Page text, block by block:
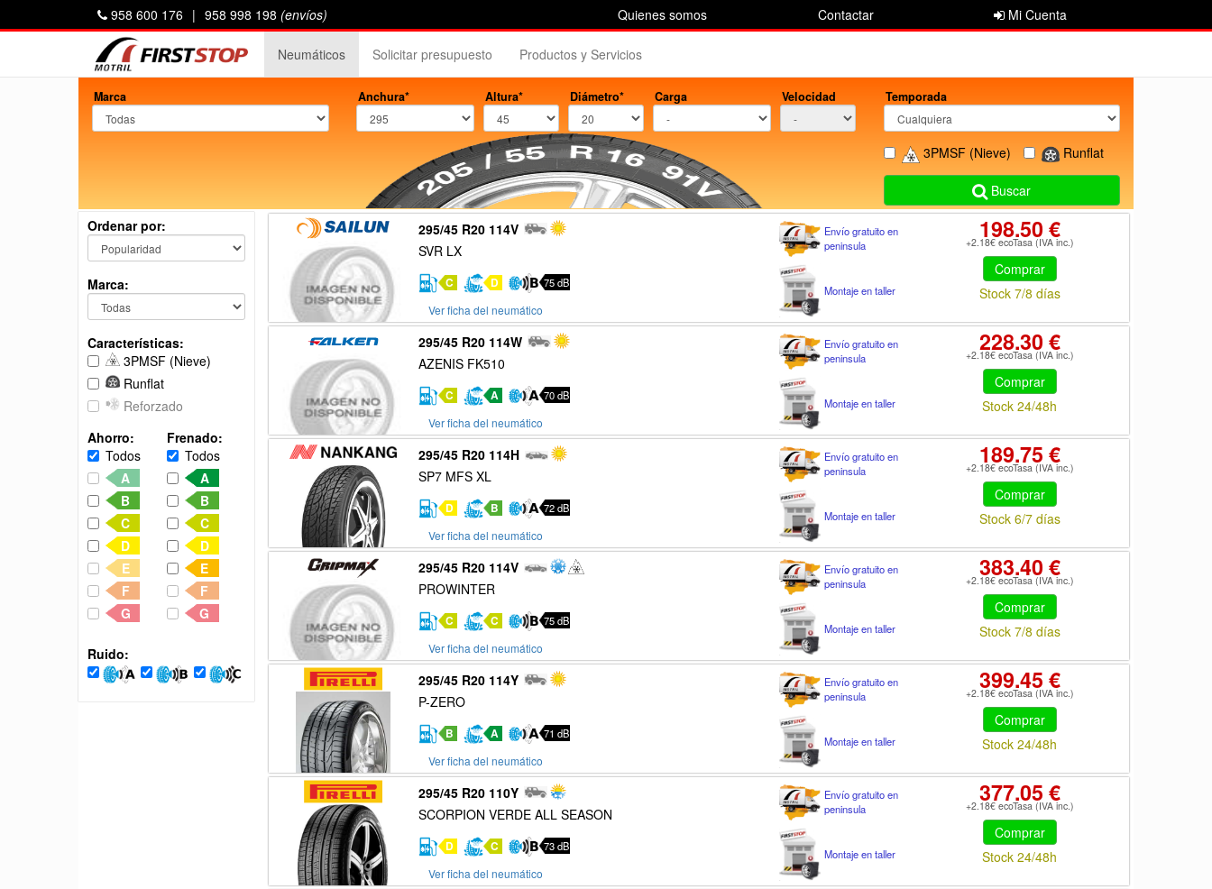
Quienes somos Contactar Mi Cuenta
958 600 176 | 958 998 198 (envíos)
Neumáticos Solicitar presupuesto Productos y Servicios
Marca Anchura* Altura* Diámetro* Carga Velocidad Temporada
3PMSF (Nieve) Runflat
Buscar
Ordenar por:
Marca:
Características:
3PMSF (Nieve)
Runflat
Reforzado
Ahorro:
Todos
A
B
C
D
E
F
G
Frenado:
Todos
A
B
C
D
E
F
G
Ruido:
295/45 R20 114V
SVR LX
C D 75 dB
Ver ficha del neumático
Envío gratuito en
peninsula
Montaje en taller
198.50 €
+2.18€ ecoTasa (IVA inc.)
Comprar
Stock 7/8 días
295/45 R20 114W
AZENIS FK510
C A 70 dB
Ver ficha del neumático
Envío gratuito en
peninsula
Montaje en taller
228.30 €
+2.18€ ecoTasa (IVA inc.)
Comprar
Stock 24/48h
295/45 R20 114H
SP7 MFS XL
D B 72 dB
Ver ficha del neumático
Envío gratuito en
peninsula
Montaje en taller
189.75 €
+2.18€ ecoTasa (IVA inc.)
Comprar
Stock 6/7 días
295/45 R20 114V
PROWINTER
C C 75 dB
Ver ficha del neumático
Envío gratuito en
peninsula
Montaje en taller
383.40 €
+2.18€ ecoTasa (IVA inc.)
Comprar
Stock 7/8 días
295/45 R20 114Y
P-ZERO
B A 71 dB
Ver ficha del neumático
Envío gratuito en
peninsula
Montaje en taller
399.45 €
+2.18€ ecoTasa (IVA inc.)
Comprar
Stock 24/48h
295/45 R20 110Y
SCORPION VERDE ALL SEASON
D C 73 dB
Ver ficha del neumático
Envío gratuito en
peninsula
Montaje en taller
377.05 €
+2.18€ ecoTasa (IVA inc.)
Comprar
Stock 24/48h